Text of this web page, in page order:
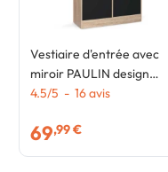
Vestiaire d'entrée avec
miroir PAULIN design
hêtre portes noires
4.5/5 - 16avis
69,99 €